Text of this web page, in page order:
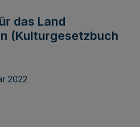
das Land
(Kulturgesetzbuch
2022